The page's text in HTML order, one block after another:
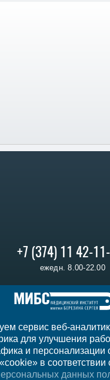
+7 (374) 11 42-
ежедн. 8.00-22.00
РегионЕреван
Мы в социальных
сервис веб-
для улучшения
и
в соответствии
данных